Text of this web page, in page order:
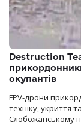
Destruction
окупантів
FPV-дрони
техніку, укриття
Слобожанському